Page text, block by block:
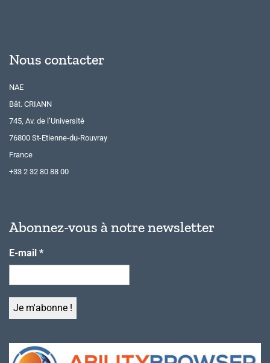
Nous contacter
NAE
Bât. CRIANN
745, Av. de l’Université
76800 St-Etienne-du-Rouvray
France
+33 2 32 80 88 00
Abonnez-vous à notre newsletter
E-mail *